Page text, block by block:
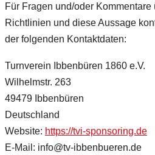
Für Fragen und/oder
Richtlinien und diese Aussage
der folgenden Kontaktdaten:
Turnverein Ibbenbüren 1860 e.V.
Wilhelmstr. 263
49479 Ibbenbüren
Deutschland
Website: https://tvi-sponsoring.de
E-Mail: info@tv-ibbenbueren.de